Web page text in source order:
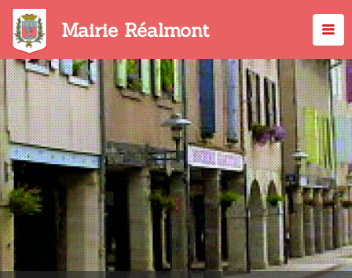
Aller
contenu
principal
Mairie Réalmont